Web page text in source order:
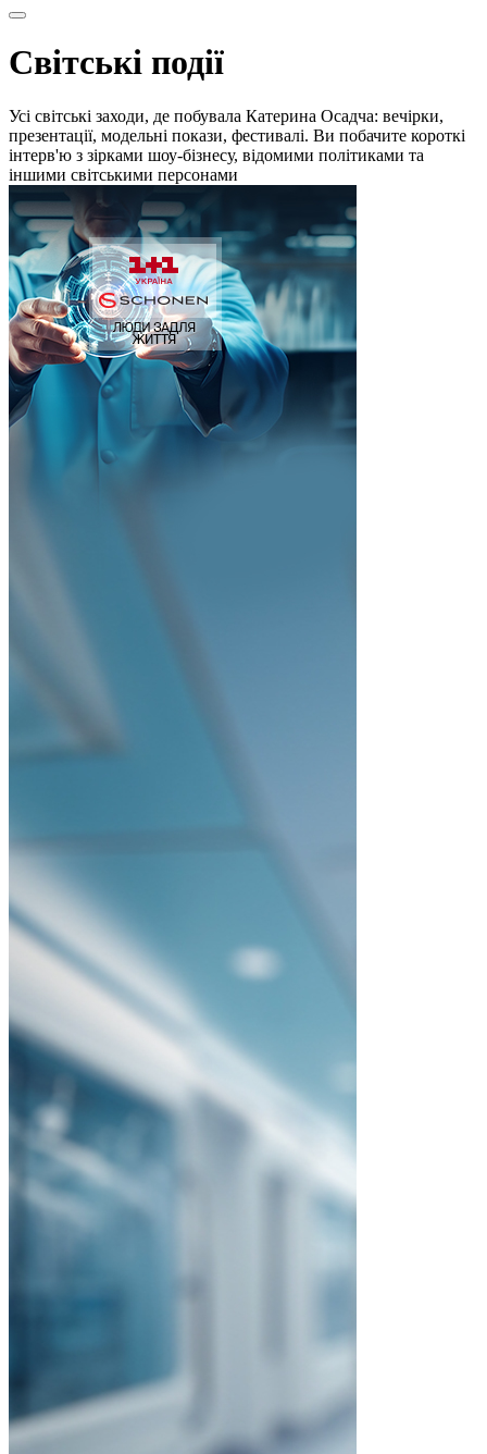
Світські події
Усі світські заходи, де побувала Катерина Осадча: вечірки,
презентації, модельні покази, фестивалі. Ви побачите короткі
інтерв'ю з зірками шоу-бізнесу, відомими політиками та
іншими світськими персонами